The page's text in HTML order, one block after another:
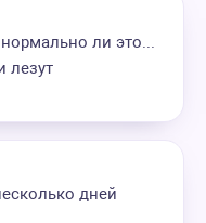
ли это...
лезут
дней